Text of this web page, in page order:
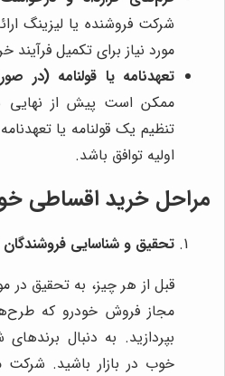
شرکت فروشنده یا لیزینگ
مورد نیاز برای تکمیل فرآیند
تعهدنامه یا قولنامه (در
ممکن است پیش از نهایی
تنظیم یک قولنامه یا
اولیه توافق باشد.
مراحل خرید اقساطی
تحقیق و شناسایی فروشندگان
قبل از هر چیز، به تحقیق در
مجاز فروش خودرو که
بپردازید. به دنبال
خوب در بازار باشید. شرکت